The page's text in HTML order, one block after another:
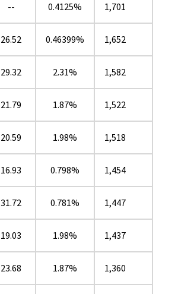
-- 0.4125% 1,701
26.52 0.46399% 1,652
29.32 2.31% 1,582
21.79 1.87% 1,522
20.59 1.98% 1,518
16.93 0.798% 1,454
31.72 0.781% 1,447
19.03 1.98% 1,437
23.68 1.87% 1,360